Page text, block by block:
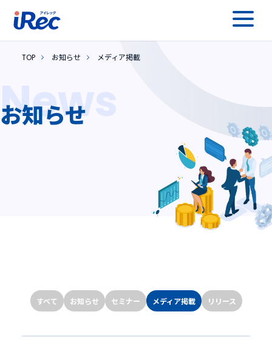
TOP お知らせ メディア掲載
News
お知らせ
すべて お知らせ セミナー メディア掲載 リリース